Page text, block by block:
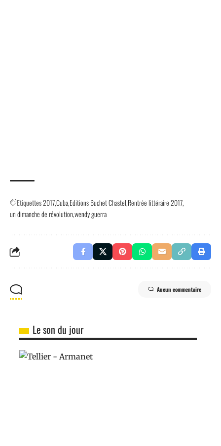
Etiquettes2017CubaEditions Buchet Chastel Rentrée littéraire 2017
un dimanche de révolutionwendy guerra
Aucun commentaire
Le son du jour